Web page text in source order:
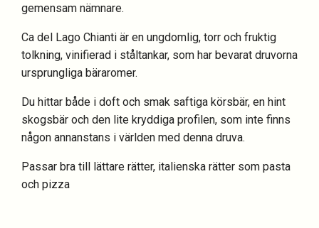
gemensam nämnare.
Ca del Lago Chianti är en ungdomlig, torr och fruktig
tolkning, vinifierad i ståltankar, som har bevarat druvorna
ursprungliga bäraromer.
Du hittar både i doft och smak saftiga körsbär, en hint
skogsbär och den lite kryddiga profilen, som inte finns
någon annanstans i världen med denna druva.
Passar bra till lättare rätter, italienska rätter som pasta
och pizza